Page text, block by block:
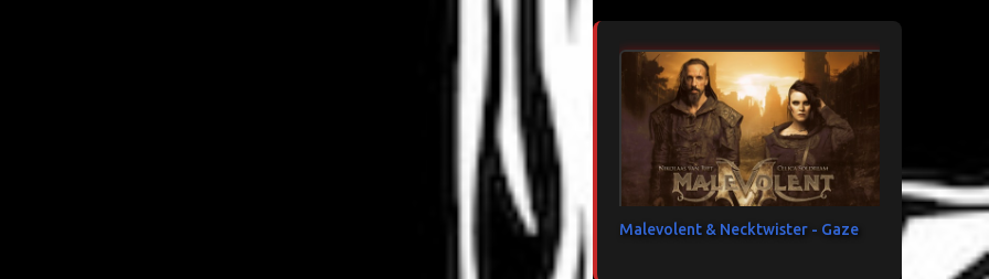
Malevolent & Necktwister - Gaze